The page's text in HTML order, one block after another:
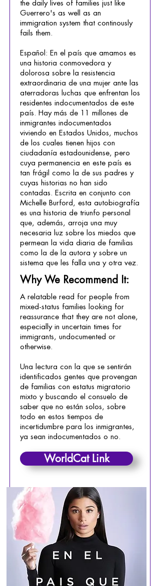
the daily lives of families just like
Guerrero's as well as an
immigration system that continously
fails them.
Español: En el país que amamos es
una historia conmovedora y
dolorosa sobre la resistencia
extraordinaria de una mujer ante las
aterradoras luchas que enfrentan los
residentes indocumentados de este
país. Hay más de 11 millones de
inmigrantes indocumentados
viviendo en Estados Unidos, muchos
de los cuales tienen hijos con
ciudadanía estadounidense, pero
cuya permanencia en este país es
tan frágil como la de sus padres y
cuyas historias no han sido
contadas. Escrita en conjunto con
Michelle Burford, esta autobiografía
es una historia de triunfo personal
que, además, arroja una muy
necesaria luz sobre los miedos que
permean la vida diaria de familias
como la de la autora y sobre un
sistema que les falla una y otra vez.
Why We Recommend It:
A relatable read for people from
mixed-status families looking for
reassurance that they are not alone,
especially in uncertain times for
immigrants, undocumented or
otherwise.
Una lectura con la que se sentirán
identificados gentes que provengan
de familias con estatus migratorio
mixto y buscando el consuelo de
saber que no están solos, sobre
todo en estos tiempos de
incertidumbre para los inmigrantes,
ya sean indocumentados o no.
WorldCat Link